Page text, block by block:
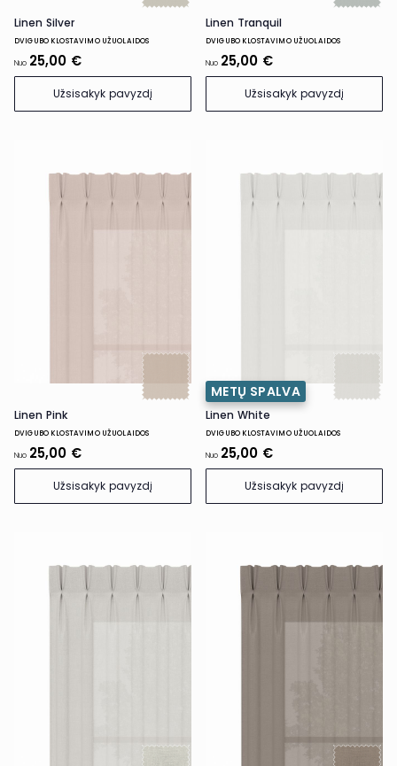
Linen Silver
DVIGUBO KLOSTAVIMO UŽUOLAIDOS
Nuo 25,00 €
Užsisakyk pavyzdį
Linen Tranquil
DVIGUBO KLOSTAVIMO UŽUOLAIDOS
Nuo 25,00 €
Užsisakyk pavyzdį
Linen Pink
DVIGUBO KLOSTAVIMO UŽUOLAIDOS
Nuo 25,00 €
Užsisakyk pavyzdį
METŲ SPALVA
Linen White
DVIGUBO KLOSTAVIMO UŽUOLAIDOS
Nuo 25,00 €
Užsisakyk pavyzdį